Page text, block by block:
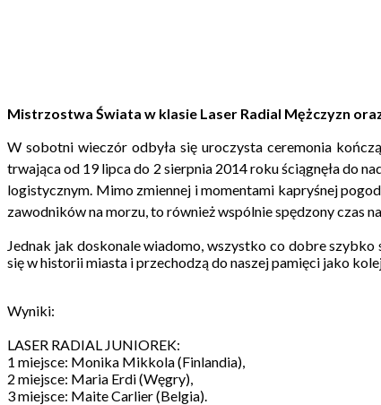
Mistrzostwa Świata w klasie Laser Radial Mężczyzn
W sobotni wieczór odbyła się uroczysta ceremonia
trwająca od 19 lipca do 2 sierpnia 2014 roku ściągnęła do
logistycznym. Mimo zmiennej i momentami kapryśnej
zawodników na morzu, to również wspólnie spędzony czas
Jednak jak doskonale wiadomo, wszystko co dobre
się w historii miasta i przechodzą do naszej pamięci jako
Wyniki:
LASER RADIAL JUNIOREK:
1 miejsce: Monika Mikkola (Finlandia),
2 miejsce: Maria Erdi (Węgry),
3 miejsce: Maite Carlier (Belgia).